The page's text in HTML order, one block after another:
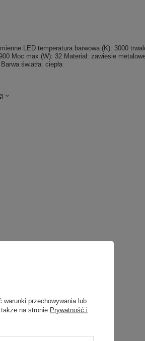
LED temperatura barwowa (K): 3000
Moc max (W): 32 Materiał: zawiesie
światła: ciepła
warunki przechowywania lub
na stronie Prywatność i